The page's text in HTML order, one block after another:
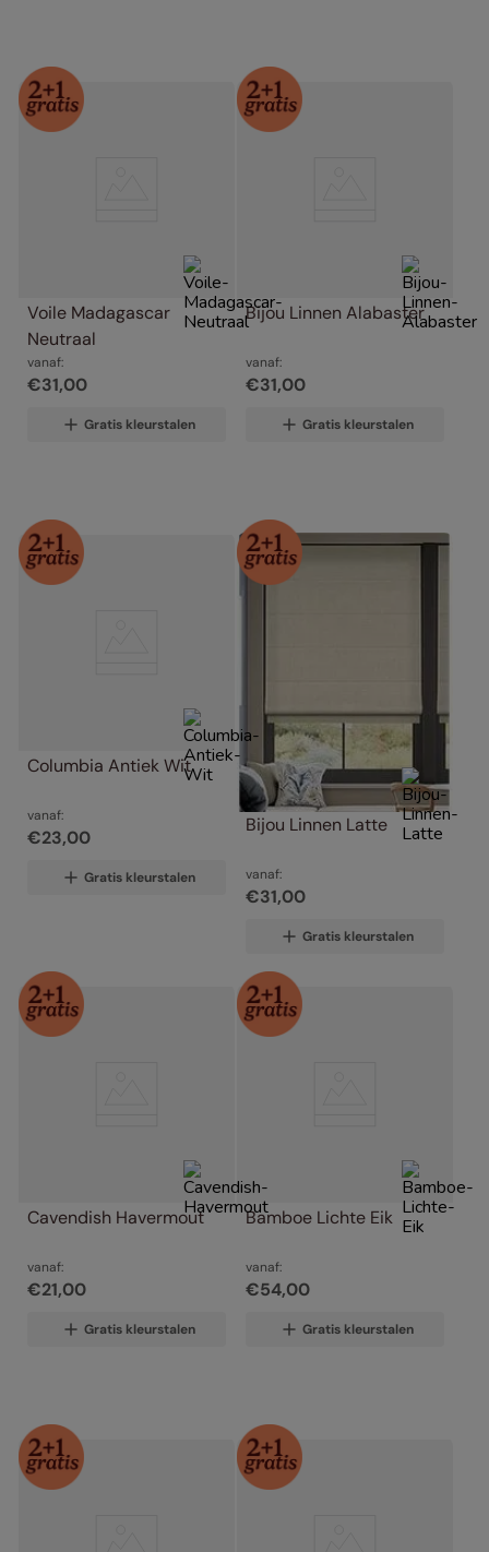
Voile Madagascar
Neutraal
vanaf:
€31,00
Gratis kleurstalen
Bijou Linnen Alabaster
vanaf:
€31,00
Gratis kleurstalen
Columbia Antiek Wit
vanaf:
€23,00
Gratis kleurstalen
Bijou Linnen Latte
vanaf:
€31,00
Gratis kleurstalen
Cavendish Havermout
vanaf:
€21,00
Gratis kleurstalen
Bamboe Lichte Eik
vanaf:
€54,00
Gratis kleurstalen